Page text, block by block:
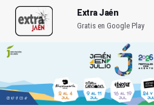
Extra Jaén
Gratis en Google Play